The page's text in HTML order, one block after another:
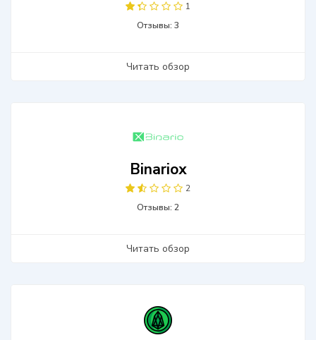
1
Отзывы: 3
Читать обзор
Binariox
2
Отзывы: 2
Читать обзор